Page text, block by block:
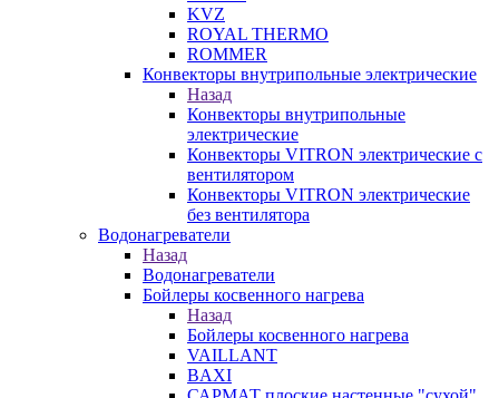
KVZ
ROYAL THERMO
ROMMER
Конвекторы внутрипольные электрические
Назад
Конвекторы внутрипольные
электрические
Конвекторы VITRON электрические с
вентилятором
Конвекторы VITRON электрические
без вентилятора
Водонагреватели
Назад
Водонагреватели
Бойлеры косвенного нагрева
Назад
Бойлеры косвенного нагрева
VAILLANT
BAXI